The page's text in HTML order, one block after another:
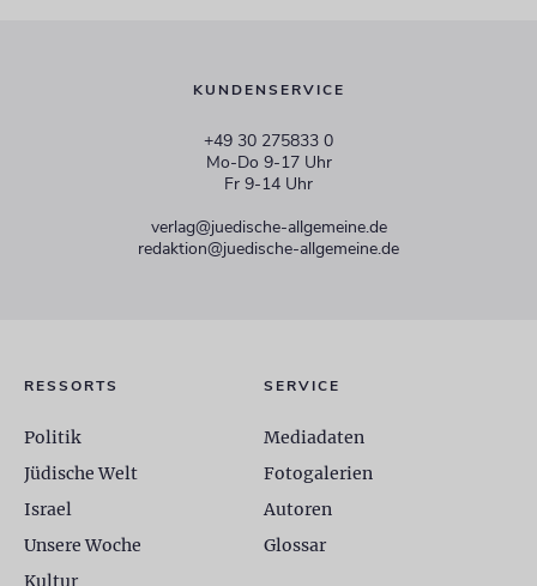
KUNDENSERVICE
+49 30 275833 0
Mo-Do 9-17 Uhr
Fr 9-14 Uhr
verlag@juedische-allgemeine.de
redaktion@juedische-allgemeine.de
RESSORTS
Politik
Jüdische Welt
Israel
Unsere Woche
Kultur
SERVICE
Mediadaten
Fotogalerien
Autoren
Glossar